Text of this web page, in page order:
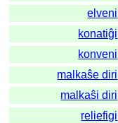
elveni
konatiĝi
konveni
malkaŝe diri
malkaŝi diri
reliefigi